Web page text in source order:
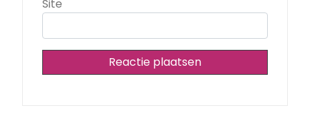
Site